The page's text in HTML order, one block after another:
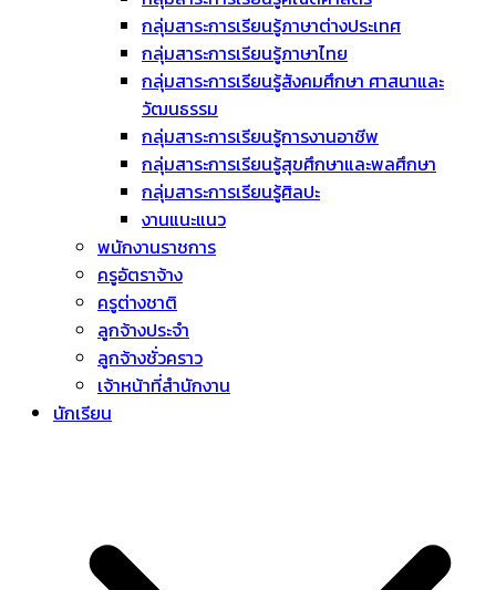
กลุ่มสาระการเรียนรู้ภาษาต่างประเทศ
กลุ่มสาระการเรียนรู้ภาษาไทย
กลุ่มสาระการเรียนรู้สังคมศึกษา ศาสนาและ
วัฒนธรรม
กลุ่มสาระการเรียนรู้การงานอาชีพ
กลุ่มสาระการเรียนรู้สุขศึกษาและพลศึกษา
กลุ่มสาระการเรียนรู้ศิลปะ
งานแนะแนว
พนักงานราชการ
ครูอัตราจ้าง
ครูต่างชาติ
ลูกจ้างประจำ
ลูกจ้างชั่วคราว
เจ้าหน้าที่สำนักงาน
นักเรียน